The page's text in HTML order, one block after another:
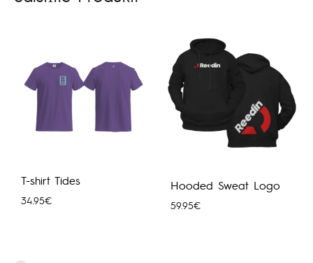
T-shirt Tides
34.95€
Hooded Sweat Logo
59.95€